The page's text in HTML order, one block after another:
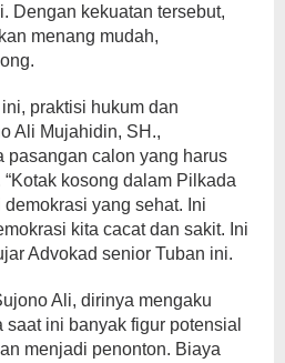
Dengan kekuatan tersebut,
menang mudah,
praktisi hukum dan
Ali Mujahidin, SH.,
pasangan calon yang harus
kosong dalam Pilkada
yang sehat. Ini
kita cacat dan sakit. Ini
Advokad senior Tuban ini.
Ali, dirinya mengaku
ini banyak figur potensial
menjadi penonton. Biaya